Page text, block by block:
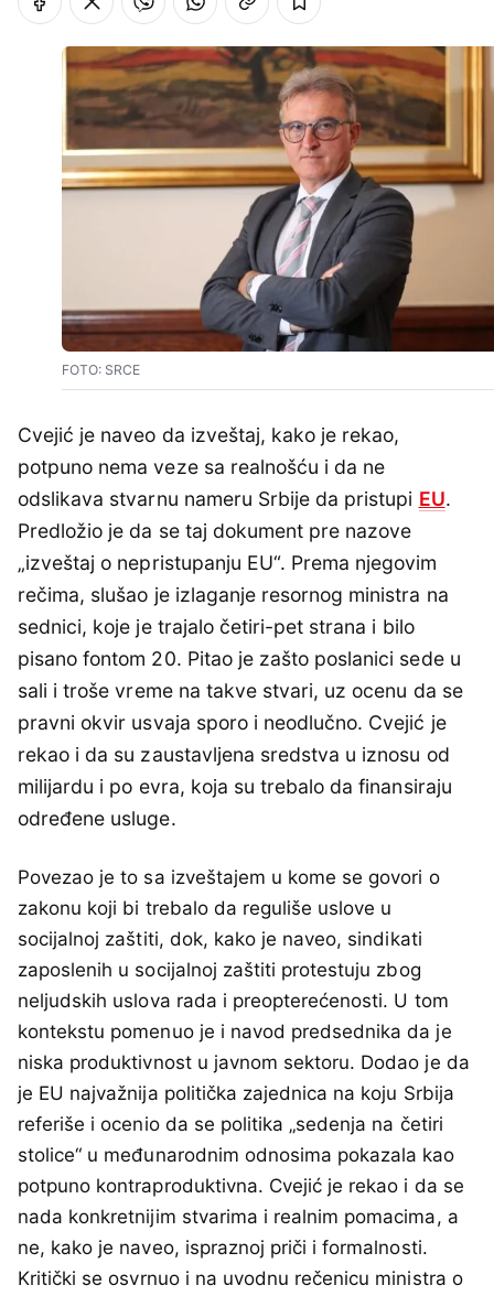
FOTO: SRCE
Cvejić je naveo da izveštaj, kako je rekao,
potpuno nema veze sa realnošću i da ne
odslikava stvarnu nameru Srbije da pristupi EU.
Predložio je da se taj dokument pre nazove
„izveštaj o nepristupanju EU“. Prema njegovim
rečima, slušao je izlaganje resornog ministra na
sednici, koje je trajalo četiri-pet strana i bilo
pisano fontom 20. Pitao je zašto poslanici sede u
sali i troše vreme na takve stvari, uz ocenu da se
pravni okvir usvaja sporo i neodlučno. Cvejić je
rekao i da su zaustavljena sredstva u iznosu od
milijardu i po evra, koja su trebalo da finansiraju
određene usluge.
Povezao je to sa izveštajem u kome se govori o
zakonu koji bi trebalo da reguliše uslove u
socijalnoj zaštiti, dok, kako je naveo, sindikati
zaposlenih u socijalnoj zaštiti protestuju zbog
neljudskih uslova rada i preopterećenosti. U tom
kontekstu pomenuo je i navod predsednika da je
niska produktivnost u javnom sektoru. Dodao je da
je EU najvažnija politička zajednica na koju Srbija
referiše i ocenio da se politika „sedenja na četiri
stolice“ u međunarodnim odnosima pokazala kao
potpuno kontraproduktivna. Cvejić je rekao i da se
nada konkretnijim stvarima i realnim pomacima, a
ne, kako je naveo, ispraznoj priči i formalnosti.
Kritički se osvrnuo i na uvodnu rečenicu ministra o